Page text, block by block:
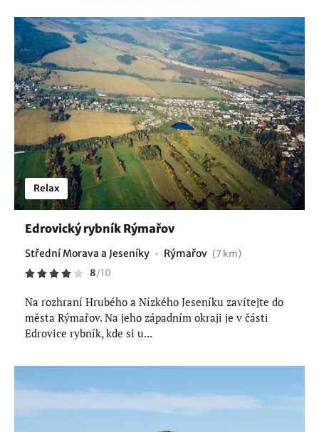
Relax
Edrovický rybník Rýmařov
Střední Morava a Jeseníky Rýmařov (7 km)
8/10
Na rozhraní Hrubého a Nízkého Jeseníku zavítejte do
města Rýmařov. Na jeho západním okraji je v části
Edrovice rybník, kde si u...